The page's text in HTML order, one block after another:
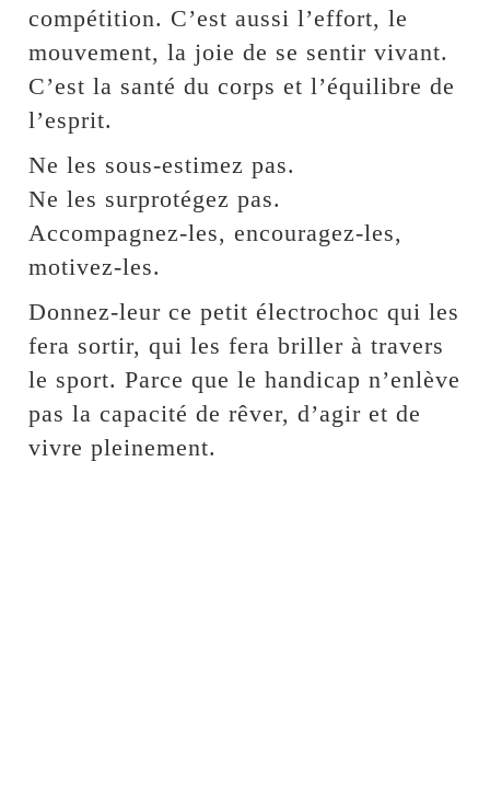
compétition. C’est aussi l’effort, le
mouvement, la joie de se sentir vivant.
C’est la santé du corps et l’équilibre de
l’esprit.
Ne les sous-estimez pas.
Ne les surprotégez pas.
Accompagnez-les, encouragez-les,
motivez-les.
Donnez-leur ce petit électrochoc qui les
fera sortir, qui les fera briller à travers
le sport. Parce que le handicap n’enlève
pas la capacité de rêver, d’agir et de
vivre pleinement.